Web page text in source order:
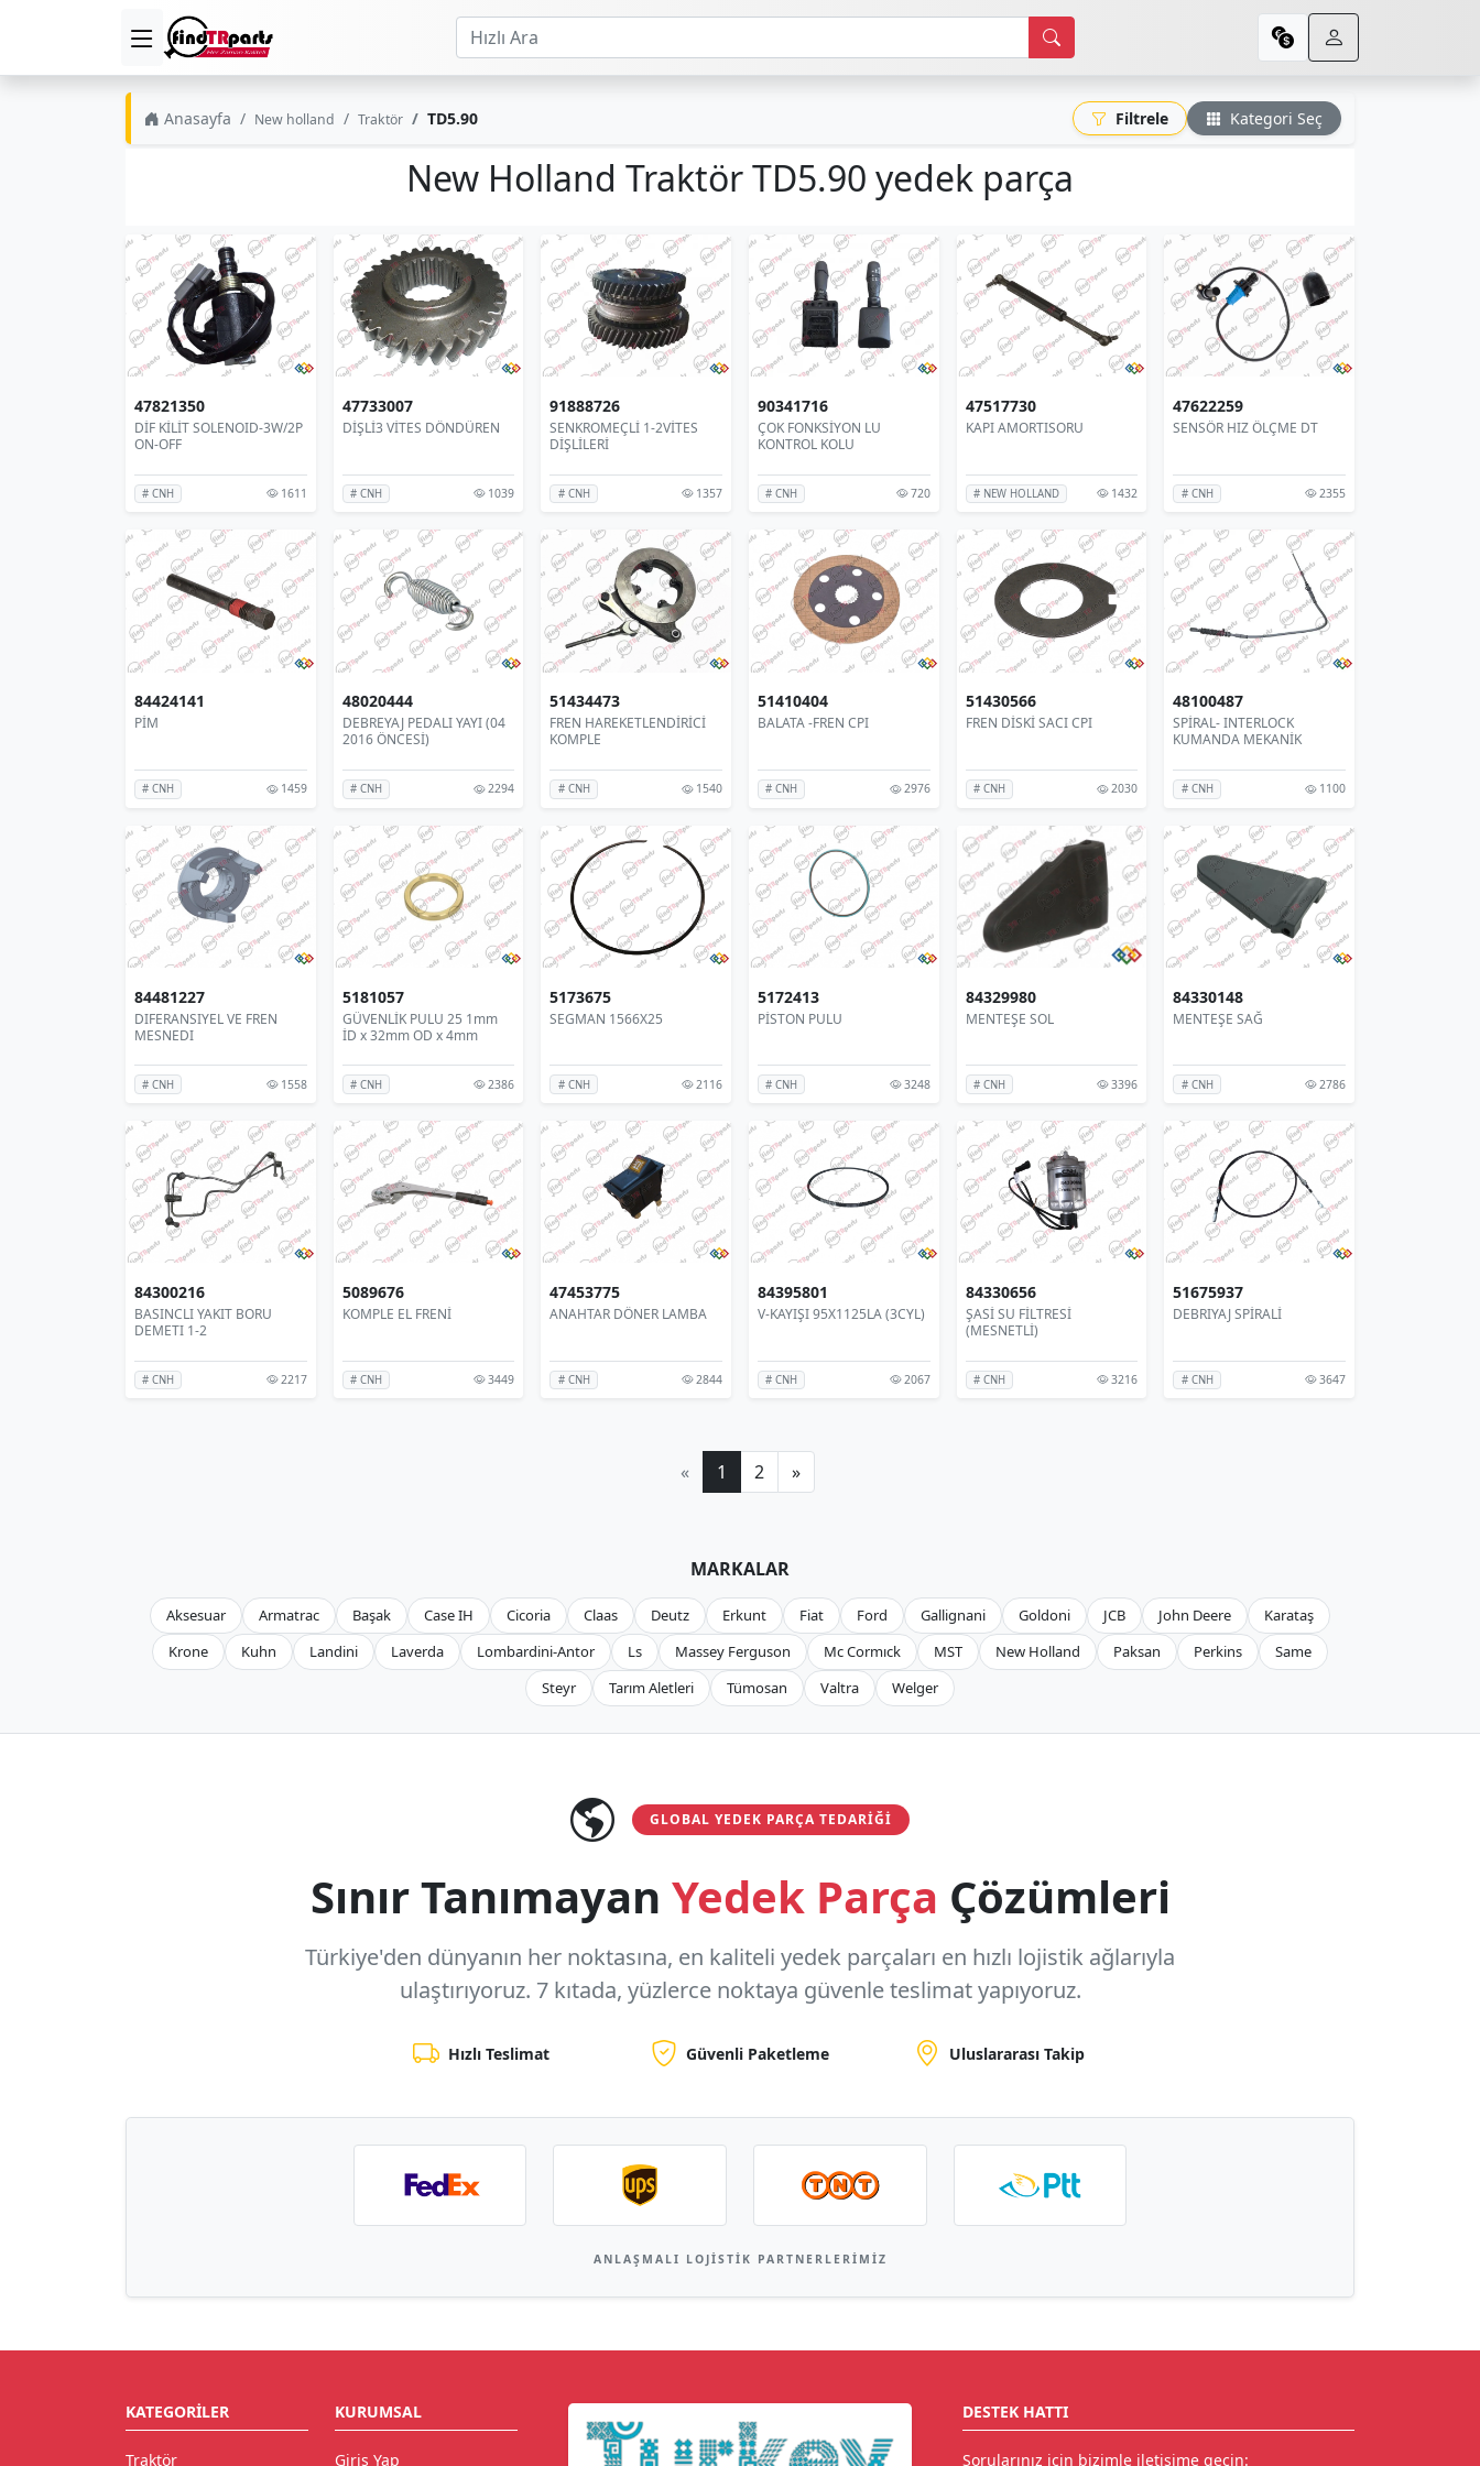
Anasayfa New holland Traktör TD5.90 Filtrele Kategori Seç
New Holland Traktör TD5.90 yedek parça
47821350
DİF KİLİT SOLENOID-3W/2P
ON-OFF
# CNH 1611
47733007
DİŞLİ3 VİTES DÖNDÜREN
# CNH 1039
91888726
SENKROMEÇLİ 1-2VİTES
DİŞLİLERİ
# CNH 1357
90341716
ÇOK FONKSİYON LU
KONTROL KOLU
# CNH 720
47517730
KAPI AMORTISORU
# NEW HOLLAND 1432
47622259
SENSÖR HIZ ÖLÇME DT
# CNH 2355
84424141
PİM
# CNH 1459
48020444
DEBREYAJ PEDALI YAYI (04
2016 ÖNCESİ)
# CNH 2294
51434473
FREN HAREKETLENDİRİCİ
KOMPLE
# CNH 1540
51410404
BALATA -FREN CPI
# CNH 2976
51430566
FREN DİSKİ SACI CPI
# CNH 2030
48100487
SPİRAL- INTERLOCK
KUMANDA MEKANİK
# CNH 1100
84481227
DIFERANSIYEL VE FREN
MESNEDI
# CNH 1558
5181057
GÜVENLİK PULU 25 1mm
İD x 32mm OD x 4mm
# CNH 2386
5173675
SEGMAN 1566X25
# CNH 2116
5172413
PİSTON PULU
# CNH 3248
84329980
MENTEŞE SOL
# CNH 3396
84330148
MENTEŞE SAĞ
# CNH 2786
84300216
BASINCLI YAKIT BORU
DEMETI 1-2
# CNH 2217
5089676
KOMPLE EL FRENİ
# CNH 3449
47453775
ANAHTAR DÖNER LAMBA
# CNH 2844
84395801
V-KAYIŞI 95X1125LA (3CYL)
# CNH 2067
84330656
ŞASİ SU FİLTRESİ
(MESNETLİ)
# CNH 3216
51675937
DEBRIYAJ SPİRALİ
# CNH 3647
« 1 2 »
MARKALAR
Aksesuar Armatrac Başak Case IH Cicoria Claas Deutz Erkunt Fiat Ford Gallignani Goldoni JCB John Deere
Karataş
Krone
Kuhn Landini Laverda Lombardini-Antor Ls Massey Ferguson Mc Cormıck MST New Holland Paksan Perkins
Same
Steyr
Tarım Aletleri Tümosan Valtra Welger
GLOBAL YEDEK PARÇA TEDARIĞI
Sınır Tanımayan Yedek Parça Çözümleri
Türkiye'den dünyanın her noktasına, en kaliteli yedek parçaları en hızlı lojistik ağlarıyla
ulaştırıyoruz. 7 kıtada, yüzlerce noktaya güvenle teslimat yapıyoruz.
Hızlı Teslimat Güvenli Paketleme Uluslararası Takip
ANLAŞMALI LOJISTIK PARTNERLERIMIZ
KATEGORILER
Traktör
KURUMSAL
Giriş Yap
DESTEK HATTI
Sorularınız için bizimle iletişime geçin: